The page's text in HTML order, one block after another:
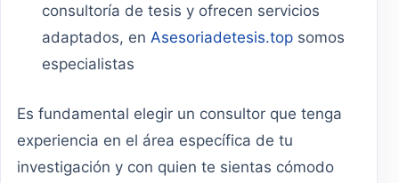
consultoría de tesis y ofrecen servicios
adaptados, enAsesoriadetesis.top somos
especialistas
Es fundamental elegir un consultor que tenga
experiencia en el área específica de tu
investigación y con quien te sientas cómodo